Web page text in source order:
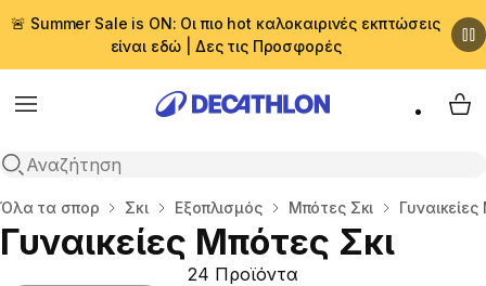
🚨 Summer Sale is ON: Οι πιο hot καλοκαιρινές εκπτώσεις
είναι εδώ | Δες τις Προσφορές
Menu
Αναζήτηση
My
Αρχική σελίδα
Όλα τα σπορ Σκι Εξοπλισμός Μπότες Σκι
Γυναικείες Μπότες Σκι
24 Προϊόντα